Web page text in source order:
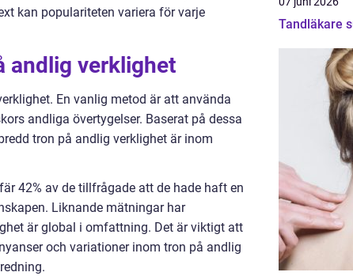
kan populariteten variera för varje
andlig verklighet
En vanlig metod är att använda
andliga övertygelser. Baserat på dessa
tron på andlig verklighet är inom
42% av de tillfrågade att de hade haft en
Liknande mätningar har
är global i omfattning. Det är viktigt att
och variationer inom tron på andlig
Tandläkare